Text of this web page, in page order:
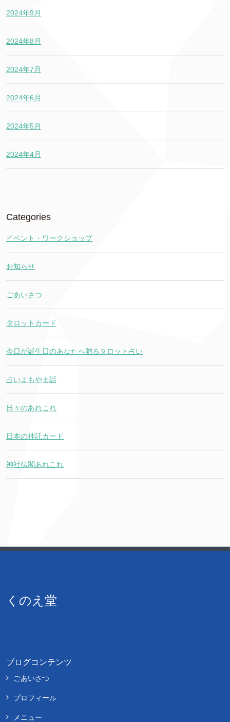
2024年9月
2024年8月
2024年7月
2024年6月
2024年5月
2024年4月
Categories
イベント・ワークショップ
お知らせ
ごあいさつ
タロットカード
今日が誕生日のあなたへ贈るタロット占い
占いよもやま話
日々のあれこれ
日本の神託カード
神社仏閣あれこれ
くのえ堂
ブログコンテンツ
ごあいさつ
プロフィール
メニュー